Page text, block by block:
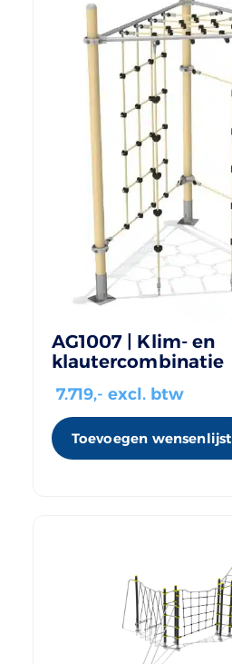
AG1007 | Klim- en
klautercombinatie
7.719,- excl. btw
Toevoegen wensenlijst